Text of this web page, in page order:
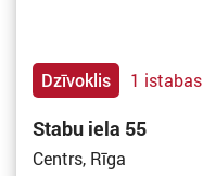
Dzīvoklis 1 istabas
Stabu iela 55
Centrs, Rīga